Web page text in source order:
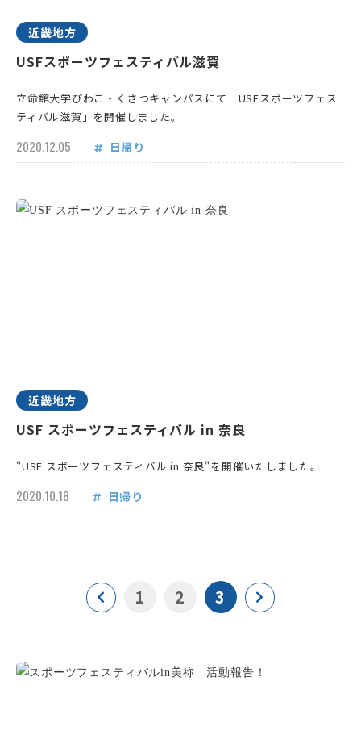
近畿地方
USFスポーツフェスティバル滋賀
立命館大学びわこ・くさつキャンパスにて「USFスポーツフェス
ティバル滋賀」を開催しました。
2020.12.05 日帰り
近畿地方
USF スポーツフェスティバル in 奈良
"USF スポーツフェスティバル in 奈良"を開催いたしました。
2020.10.18 日帰り
1 2 3